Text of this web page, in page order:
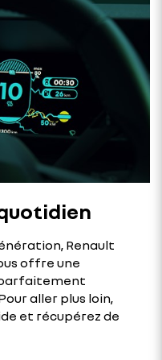
Renault
offre une
parfaitement
aller plus loin,
et récupérez de